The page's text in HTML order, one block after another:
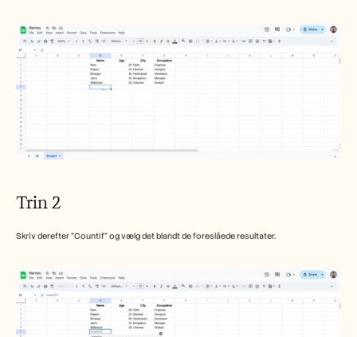
Trin 2
Skriv derefter "Countif" og vælg det blandt de foreslåede resultater.
Careers